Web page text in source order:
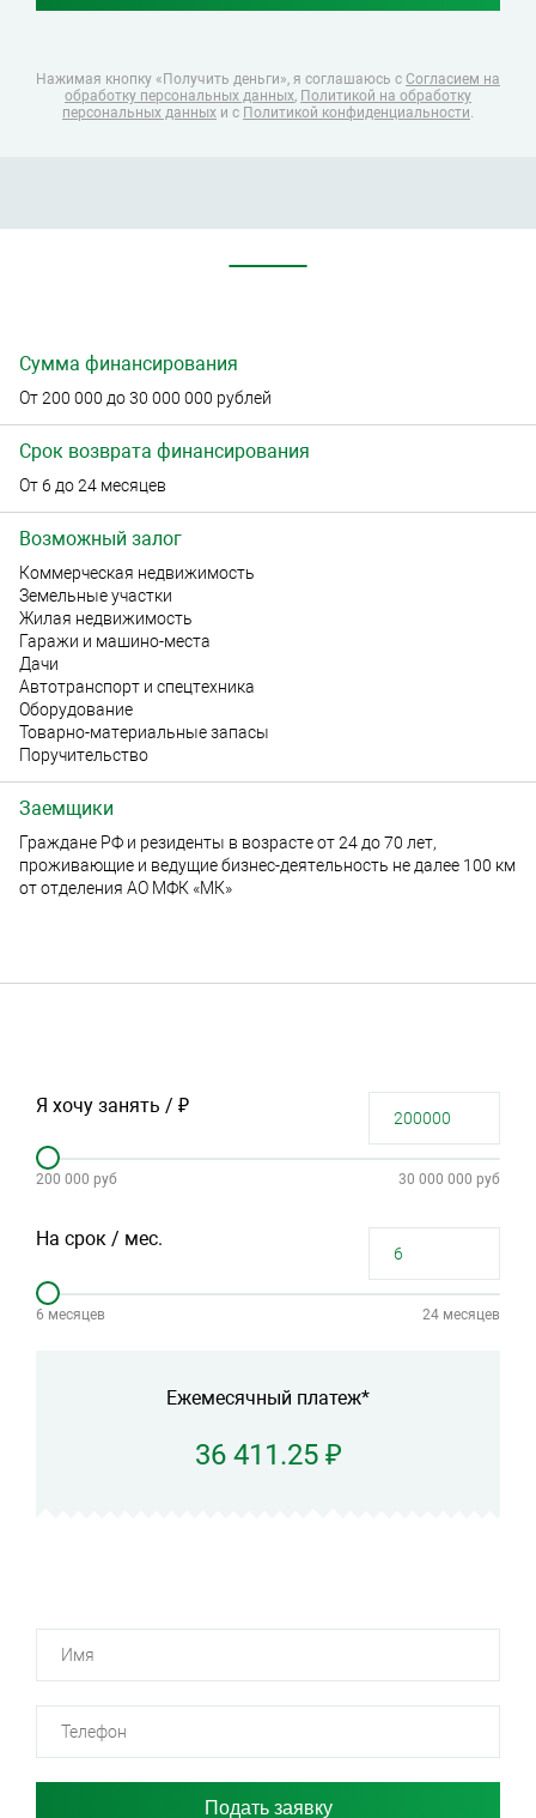
Нажимая кнопку «Получить деньги», я соглашаюсь с Согласием на
обработку персональных данных, Политикой на обработку
персональных данных и с Политикой конфиденциальности.
Сумма финансирования
От 200 000 до 30 000 000 рублей
Срок возврата финансирования
От 6 до 24 месяцев
Возможный залог
Коммерческая недвижимость
Земельные участки
Жилая недвижимость
Гаражи и машино-места
Дачи
Автотранспорт и спецтехника
Оборудование
Товарно-материальные запасы
Поручительство
Заемщики
Граждане РФ и резиденты в возрасте от 24 до 70 лет,
проживающие и ведущие бизнес-деятельность не далее 100 км
от отделения АО МФК «МК»
Я хочу занять / ₽
200 000 руб 30 000 000 руб
На срок / мес.
6 месяцев 24 месяцев
Ежемесячный платеж*
36 411.25 ₽